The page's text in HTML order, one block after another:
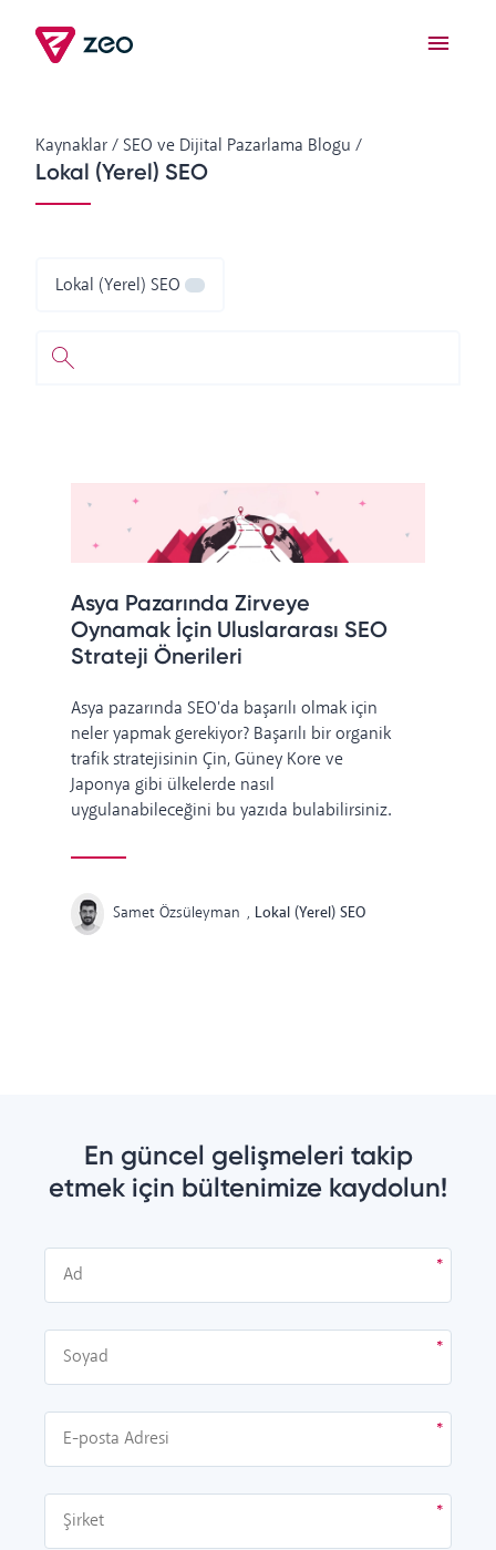
Kaynaklar/SEO ve Dijital Pazarlama Blogu /
Lokal (Yerel) SEO
Lokal (Yerel) SEO
Asya Pazarında Zirveye
Oynamak İçin Uluslararası SEO
Strateji Önerileri
Asya pazarında SEO'da başarılı olmak için
neler yapmak gerekiyor? Başarılı bir organik
trafik stratejisinin Çin, Güney Kore ve
Japonya gibi ülkelerde nasıl
uygulanabileceğini bu yazıda bulabilirsiniz.
Samet Özsüleyman , Lokal (Yerel) SEO
En güncel gelişmeleri takip
etmek için bültenimize kaydolun!